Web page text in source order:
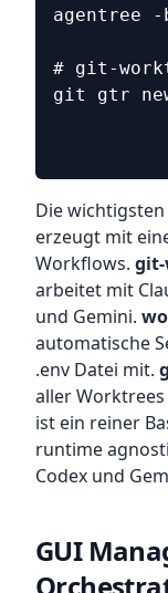
agentree
# git-
git gtr
Die
erzeugt mit
Workflows.
arbeitet mit
und Gemini.
automatische
.env Datei mit.
aller
ist ein reiner
runtime
Codex und
GUI